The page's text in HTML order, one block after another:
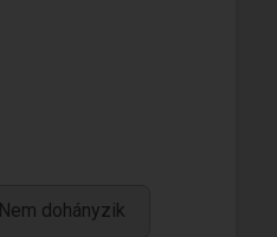
Nem dohányzik